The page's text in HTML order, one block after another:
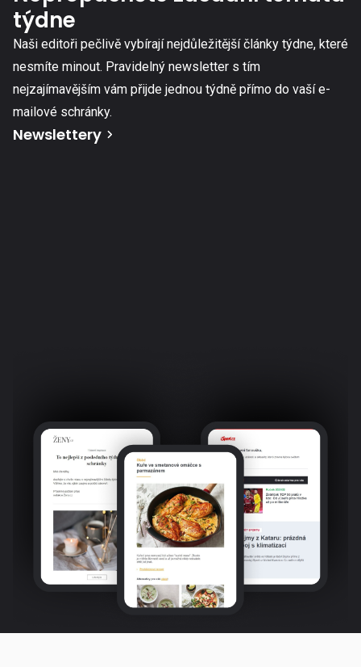
týdne
Naši editoři pečlivě vybírají nejdůležitější články týdne, které
nesmíte minout. Pravidelný newsletter s tím
nejzajímavějším vám přijde jednou týdně přímo do vaší e-
mailové schránky.
Newslettery